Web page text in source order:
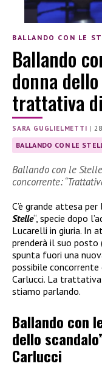
BALLANDO CON LE
Ballando
donna
trattativa
SARA GUGLIELMETTI |
BALLANDO CON LE
Ballando con le
concorrente:
C’è grande attesa
Stelle“, specie dopo
Lucarelli in giuria. In
prenderà il suo posto
spunta fuori una
possibile
Carlucci. La trattativa
stiamo parlando.
Ballando con
dello
Carlucci